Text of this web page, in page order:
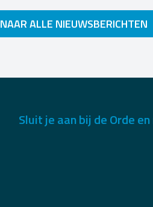
NAAR ALLE NIEUWSBERICHTEN
Sluit je aan bij de Orde